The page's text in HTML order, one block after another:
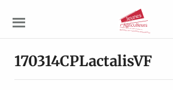
Agriculteurs
170314CPLactalisVF